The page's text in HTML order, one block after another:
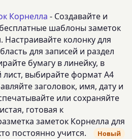
Корнелла - Создавайте и
шаблоны заметок
Настраивайте колонку для
для записей и раздел
бумагу в линейку, в
лист, выбирайте формат A4
заголовок, имя, дату и
или сохраняйте
готовая к
заметок Корнелла для
постоянно учится.
Новый